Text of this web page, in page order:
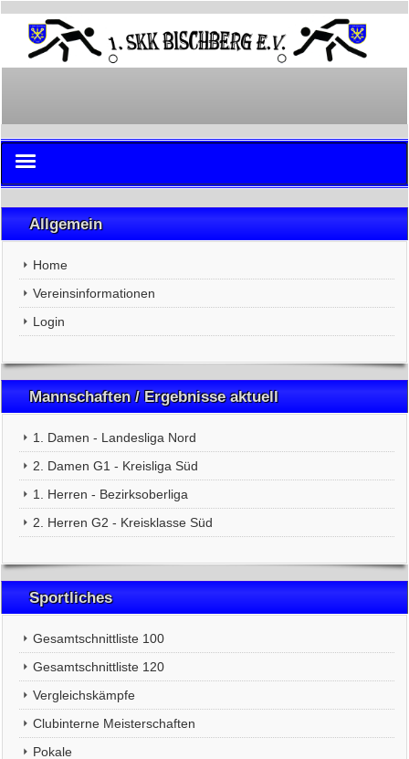
Home
Login
Allgemein
Home
Vereinsinformationen
Login
Mannschaften / Ergebnisse aktuell
1. Damen - Landesliga Nord
2. Damen G1 - Kreisliga Süd
1. Herren - Bezirksoberliga
2. Herren G2 - Kreisklasse Süd
Sportliches
Gesamtschnittliste 100
Gesamtschnittliste 120
Vergleichskämpfe
Clubinterne Meisterschaften
Pokale